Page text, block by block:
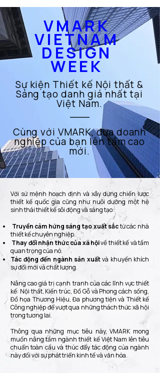
VMARK
VIETNAM
DESIGN
WEEK
Sự kiện Thiết kế Nội thất &
Sáng tạo danh giá nhất tại
Việt Nam.
Cùng với VMARK, đưa doanh
nghiệp của bạn lên tầm cao
mới.​
Với sứ mệnh hoạch định và xây dựng chiến lược
thiết kế quốc gia cũng như nuôi dưỡng một hệ
sinh thái thiết kế sôi động và sáng tạo:​
Truyền cảm hứng sáng tạo xuất sắctừ các nhà
thiết kế chuyên nghiệp.
Thay đổi nhận thức của xã hộivề thiết kế và tầm
quan trọng của nó.
Tác động đến ngành sản xuấtvà khuyến khích
sự đổi mới và chất lượng.
Nâng cao giá trị cạnh tranh của các lĩnh vực thiết
kế: Nội thất, Kiến trúc, Đồ Gỗ và Phong cách sống,
Đồ họa Thương Hiệu, Đa phương tiện và Thiết kế
Công nghiệp để vượt qua những thách thức xã hội
trong tương lai.
Thông qua những mục tiêu này, VMARK mong
muốn nâng tầm ngành thiết kế Việt Nam lên tiêu
chuẩn toàn cầu và thúc đẩy tác động của ngành
này đối với sự phát triển kinh tế và văn hóa.